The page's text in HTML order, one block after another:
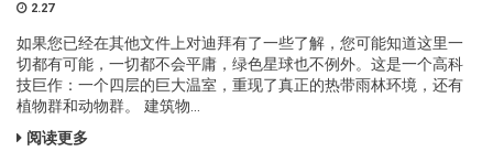
2.27
如果您已经在其他文件上对迪拜有了一些了解，您可能知道这里一
切都有可能，一切都不会平庸，绿色星球也不例外。这是一个高科
技巨作：一个四层的巨大温室，重现了真正的热带雨林环境，还有
植物群和动物群。 建筑物...
阅读更多